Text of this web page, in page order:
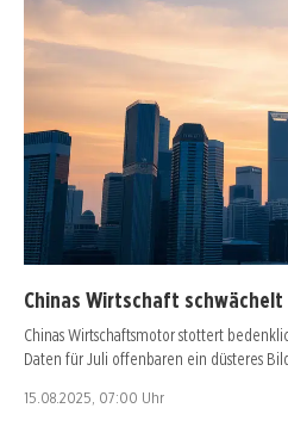
Chinas Wirtschaft
Chinas Wirtschaftsmotor stottert
Daten für Juli offenbaren ein düsteres
15.08.2025, 07:00 Uhr